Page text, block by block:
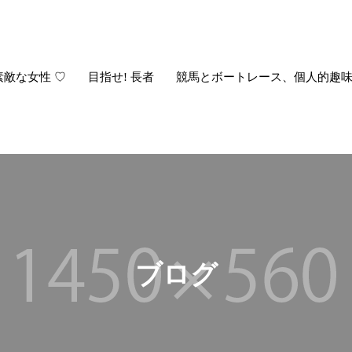
敵な女性 ♡ 目指せ! 長者 競馬とボートレース、個人的趣
ブログ